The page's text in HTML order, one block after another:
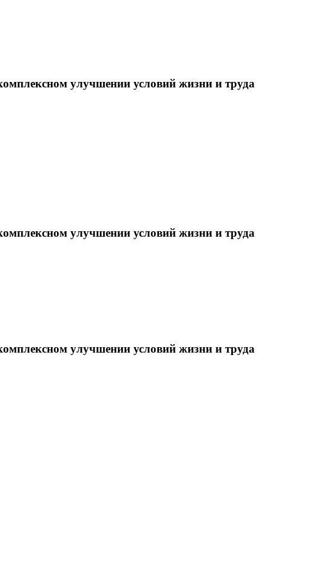
улучшении условий жизни и труда
улучшении условий жизни и труда
улучшении условий жизни и труда